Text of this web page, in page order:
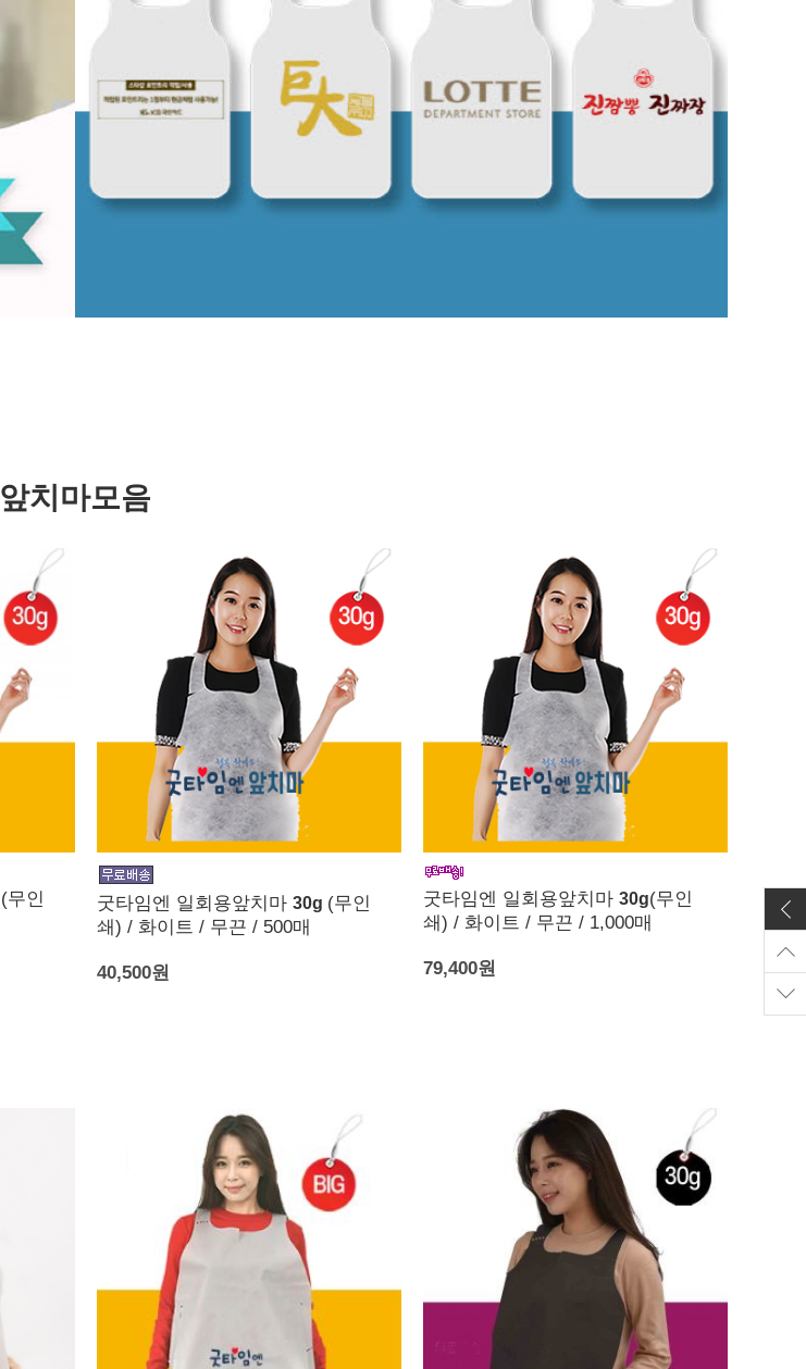
앞치마모음
(무인
굿타임엔 일회용앞치마 30g (무인
쇄) / 화이트 / 무끈 / 500매
40,500원
굿타임엔 일회용앞치마 30g(무인
쇄) / 화이트 / 무끈 / 1,000매
79,400원